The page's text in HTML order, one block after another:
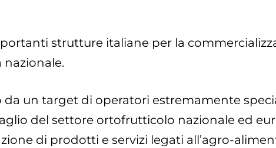
strutture italiane per la
un target di operatori estremamente
del settore ortofrutticolo nazionale ed
di prodotti e servizi legati all’agro-